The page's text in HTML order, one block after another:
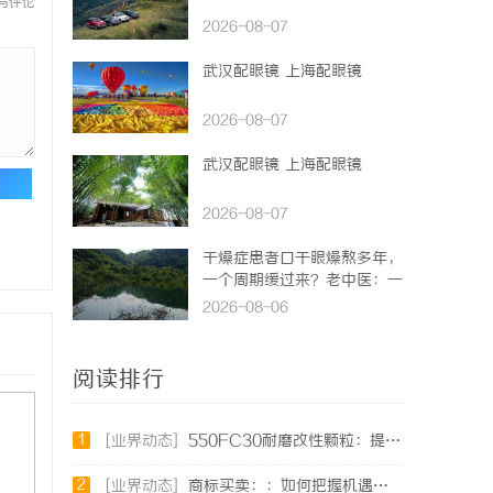
2026-08-07
武汉配眼镜 上海配眼镜
2026-08-07
武汉配眼镜 上海配眼镜
2026-08-07
干燥症患者口干眼燥熬多年，
一个周期缓过来？老中医：一
张辨证方对症，身体找回津液
2026-08-06
阅读排行
1 [业界动态] 550FC30耐磨改性颗粒：提升材料性能的新选择
2 [业界动态] 商标买卖：：如何把握机遇与规避风险